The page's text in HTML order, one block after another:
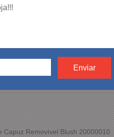
Capuz Removível Blush 20000010